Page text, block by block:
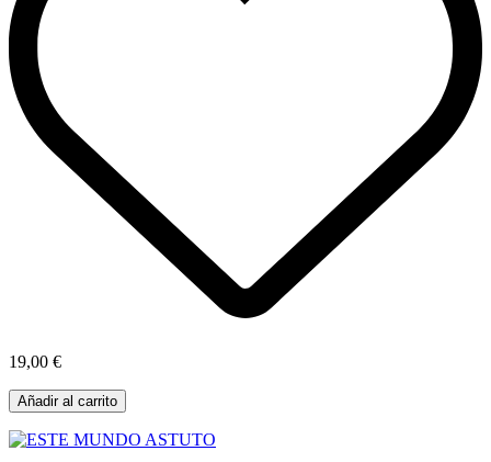
19,00 €
Añadir al carrito